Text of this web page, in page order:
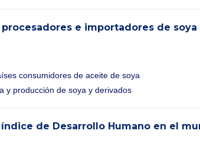
e importadores de soya
consumidores de aceite de soya
y producción de soya y derivados
de Desarrollo Humano en el